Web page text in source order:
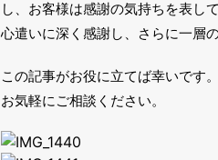
し、お客様は感謝の気持ちを表し
心遣いに深く感謝し、さらに一層
この記事がお役に立てば幸いです
お気軽にご相談ください。